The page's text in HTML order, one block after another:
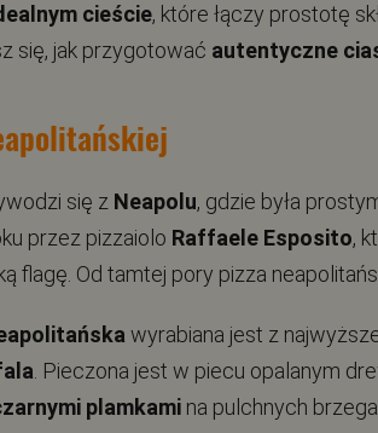
cieście, które łączy prostotę
się, jak przygotować autentyczne
się z Neapolu, gdzie była
przez pizzaiolo Raffaele Esposito,
flagę. Od tamtej pory pizza
wyrabiana jest z
. Pieczona jest w piecu opalanym
plamkami na pulchnych